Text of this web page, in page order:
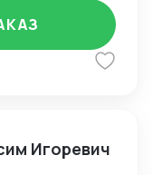
Игоревич